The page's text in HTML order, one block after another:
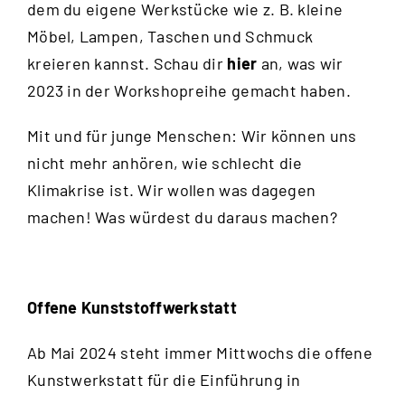
dem du eigene Werkstücke wie z. B. kleine
Möbel, Lampen, Taschen und Schmuck
kreieren kannst. Schau dir hier an, was wir
2023 in der Workshopreihe gemacht haben.
Mit und für junge Menschen: Wir können uns
nicht mehr anhören, wie schlecht die
Klimakrise ist. Wir wollen was dagegen
machen! Was würdest du daraus machen?
Offene Kunststoffwerkstatt
Ab Mai 2024 steht immer Mittwochs die offene
Kunstwerkstatt für die Einführung in